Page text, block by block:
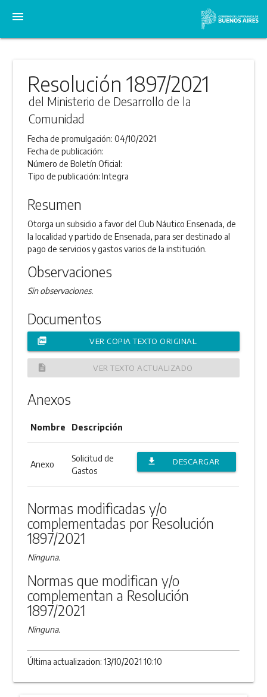
menu
Resolución 1897/2021
del Ministerio de Desarrollo de la
Comunidad
Fecha de promulgación:04/10/2021
Fecha de publicación:
Número de Boletín Oficial:
Tipo de publicación:Integra
Resumen
Otorga un subsidio a favor del Club Náutico Ensenada, de
la localidad y partido de Ensenada, para ser destinado al
pago de servicios y gastos varios de la institución.
Observaciones
Sin observaciones.
Documentos
picture_as_pdf VER COPIA TEXTO ORIGINAL
description VER TEXTO ACTUALIZADO
Anexos
Nombre Descripción
Anexo
Solicitud de
Gastos
file_download
DESCARGAR
Normas modificadas y/o
complementadas por Resolución
1897/2021
Ninguna.
Normas que modifican y/o
complementan a Resolución
1897/2021
Ninguna.
Última actualizacion: 13/10/2021 10:10